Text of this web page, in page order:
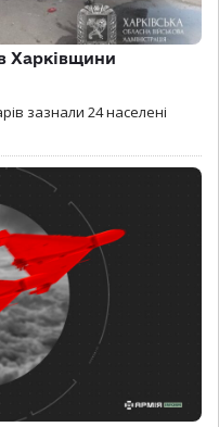
Харківщини
зазнали 24 населені